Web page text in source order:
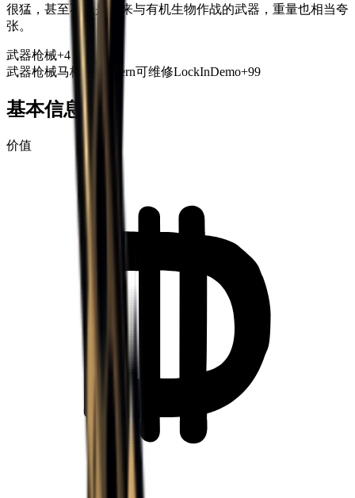
很猛，甚至不像是用来与有机生物作战的武器，重量也相当夸
张。
武器枪械+4
武器枪械马格南 Western可维修LockInDemo+99
基本信息
价值